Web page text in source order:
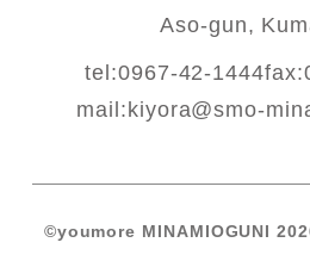
Aso-gun,
tel:0967-42-1444
mail:kiyora@smo-
©️youmore MINAMIOGUNI